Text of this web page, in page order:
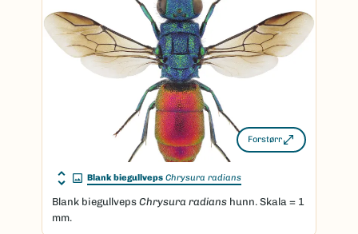
Forstørr
Blank biegullveps Chrysura radians
Blank biegullveps Chrysura radians hunn. Skala = 1
mm.